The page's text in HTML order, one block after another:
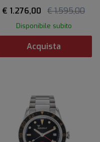
€ 1.276,00
€ 1.595,00
Disponibile subito
Acquista